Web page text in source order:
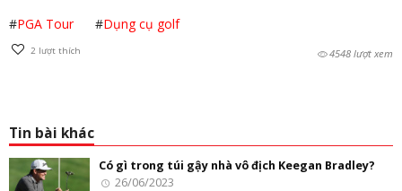
#PGA Tour #Dụng cụ golf
2 lượt thích 4548 lượt xem
Tin bài khác
Có gì trong túi gậy nhà vô địch Keegan Bradley?
26/06/2023